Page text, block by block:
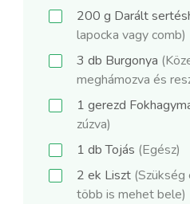
200 g Darált
lapocka vagy comb)
3 db Burgonya
meghámozva és
1 gerezd
zúzva)
1 dbTojás (Egész)
2 ek Liszt
több is mehet bele)